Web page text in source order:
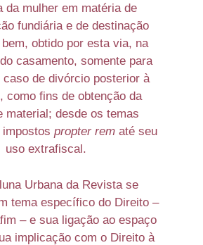
da mulher em matéria de
fundiária e de destinação
obtido por esta via, na
casamento, somente para
caso de divórcio posterior à
como fins de obtenção da
material; desde os temas
propter rematé seu
uso extrafiscal.
Urbana da Revista se
tema específico do Direito –
– e sua ligação ao espaço
implicação com o Direito à